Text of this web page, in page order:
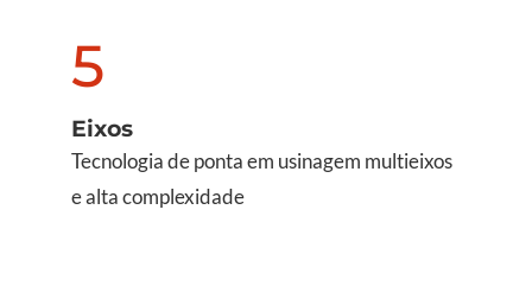
5
Eixos
Tecnologia de ponta em usinagem multieixos
e alta complexidade